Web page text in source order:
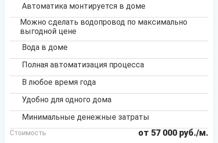
Автоматика монтируется в доме
Можно сделать водопровод по максимально
выгодной цене
Вода в доме
Полная автоматизация процесса
В любое время года
Удобно для одного дома
Минимальные денежные затраты
Стоимость от 57 000 руб./м.